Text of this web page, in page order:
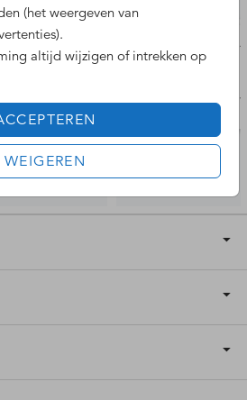
(het weergeven van
altijd wijzigen of intrekken op
WEIGEREN